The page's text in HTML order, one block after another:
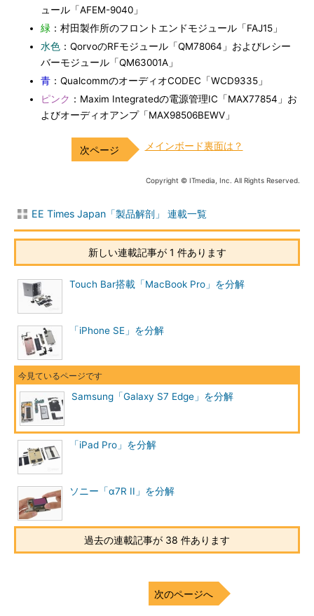
ュール「AFEM-9040」
緑 ：村田製作所のフロントエンドモジュール「FAJ15」
水色 ：QorvoのRFモジュール「QM78064」およびレシー
バーモジュール「QM63001A」
青 ：QualcommのオーディオCODEC「WCD9335」
ピンク ：Maxim Integratedの電源管理IC「MAX77854」お
よびオーディオアンプ「MAX98506BEWV」
メインボード裏面は？
Copyright © ITmedia, Inc. All Rights Reserved.
EE Times Japan「製品解剖」 連載一覧
新しい連載記事が 1 件あります
Touch Bar搭載「MacBook Pro」を分解
「iPhone SE」を分解
Samsung「Galaxy S7 Edge」を分解
「iPad Pro」を分解
ソニー「α7R II」を分解
過去の連載記事が 38 件あります
次のページへ